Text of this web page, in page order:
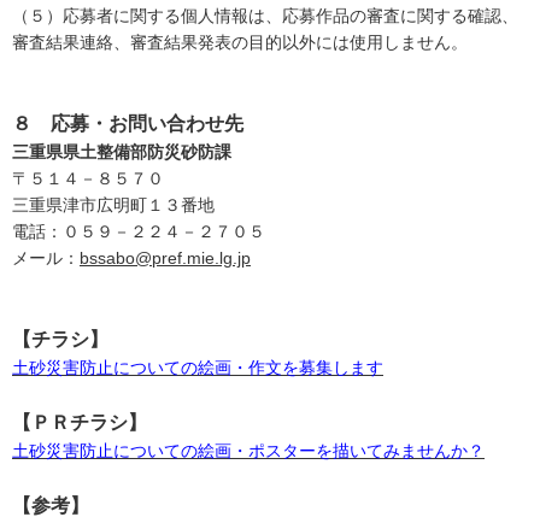
（５）応募者に関する個人情報は、応募作品の審査に関する確認、
審査結果連絡、審査結果発表の目的以外には使用しません。
８ 応募・お問い合わせ先
三重県県土整備部防災砂防課
〒５１４－８５７０
三重県津市広明町１３番地
電話：０５９－２２４－２７０５
メール： bssabo@pref.mie.lg.jp
【チラシ】
土砂災害防止についての絵画・作文を募集します
【ＰＲチラシ】
土砂災害防止についての絵画・ポスターを描いてみませんか？
【参考】